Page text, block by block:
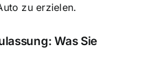
zu erzielen.
Was Sie